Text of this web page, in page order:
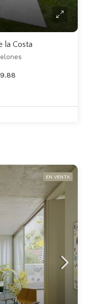
la Costa
EN VENTA